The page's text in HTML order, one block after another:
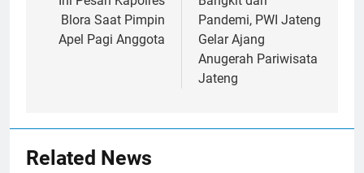
Blora Saat Pimpin
Apel Pagi Anggota
Pandemi, PWI Jateng
Gelar Ajang
Anugerah Pariwisata
Jateng
Related News